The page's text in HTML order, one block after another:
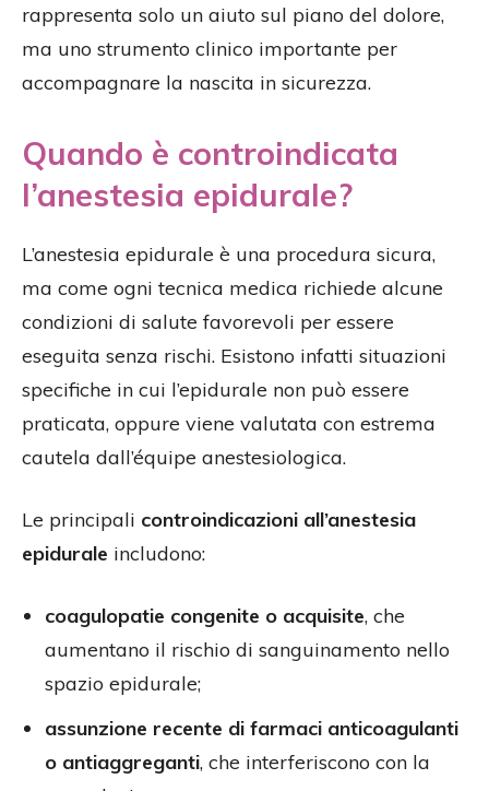
rappresenta solo un aiuto sul piano del dolore,
ma uno strumento clinico importante per
accompagnare la nascita in sicurezza.
Quando è controindicata
l’anestesia epidurale?
L’anestesia epidurale è una procedura sicura,
ma come ogni tecnica medica richiede alcune
condizioni di salute favorevoli per essere
eseguita senza rischi. Esistono infatti situazioni
specifiche in cui l’epidurale non può essere
praticata, oppure viene valutata con estrema
cautela dall’équipe anestesiologica.
Le principali controindicazioni all’anestesia
epidurale includono:
coagulopatie congenite o acquisite, che
aumentano il rischio di sanguinamento nello
spazio epidurale;
assunzione recente di farmaci anticoagulanti
o antiaggreganti, che interferiscono con la